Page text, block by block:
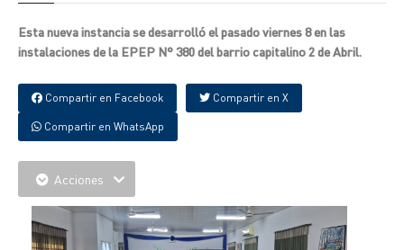
Esta nueva instancia se desarrolló el pasado viernes 8 en las
instalaciones de la EPEP N° 380 del barrio capitalino 2 de Abril.
Compartir en Facebook Compartir en X
Compartir en WhatsApp
Acciones